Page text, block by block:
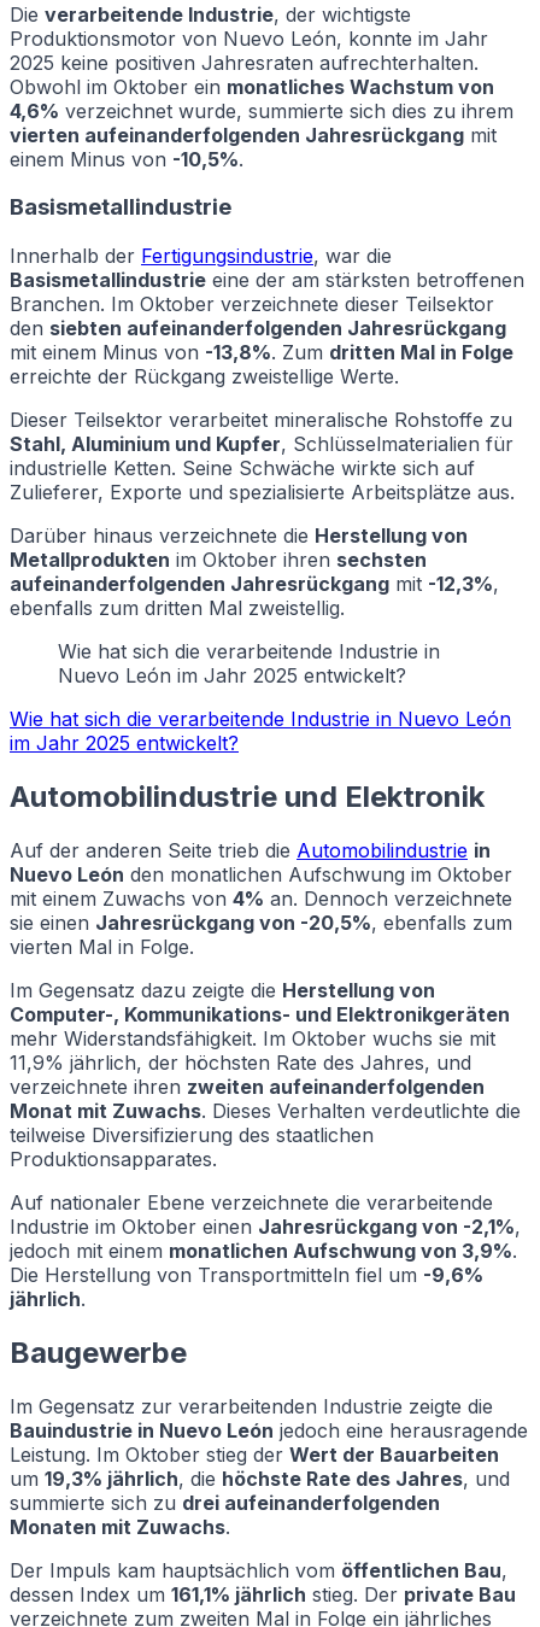
Die verarbeitende Industrie, der wichtigste
Produktionsmotor von Nuevo León, konnte im Jahr
2025 keine positiven Jahresraten aufrechterhalten.
Obwohl im Oktober ein monatliches Wachstum von
4,6% verzeichnet wurde, summierte sich dies zu ihrem
vierten aufeinanderfolgenden Jahresrückgang mit
einem Minus von -10,5%.
Basismetallindustrie
Innerhalb der Fertigungsindustrie, war die
Basismetallindustrie eine der am stärksten betroffenen
Branchen. Im Oktober verzeichnete dieser Teilsektor
den siebten aufeinanderfolgenden Jahresrückgang
mit einem Minus von -13,8%. Zum dritten Mal in Folge
erreichte der Rückgang zweistellige Werte.
Dieser Teilsektor verarbeitet mineralische Rohstoffe zu
Stahl, Aluminium und Kupfer, Schlüsselmaterialien für
industrielle Ketten. Seine Schwäche wirkte sich auf
Zulieferer, Exporte und spezialisierte Arbeitsplätze aus.
Darüber hinaus verzeichnete die Herstellung von
Metallprodukten im Oktober ihren sechsten
aufeinanderfolgenden Jahresrückgang mit -12,3%,
ebenfalls zum dritten Mal zweistellig.
Wie hat sich die verarbeitende Industrie in
Nuevo León im Jahr 2025 entwickelt?
Wie hat sich die verarbeitende Industrie in Nuevo León
im Jahr 2025 entwickelt?
Automobilindustrie und Elektronik
Auf der anderen Seite trieb die Automobilindustrie in
Nuevo León den monatlichen Aufschwung im Oktober
mit einem Zuwachs von 4% an. Dennoch verzeichnete
sie einen Jahresrückgang von -20,5%, ebenfalls zum
vierten Mal in Folge.
Im Gegensatz dazu zeigte die Herstellung von
Computer-, Kommunikations- und Elektronikgeräten
mehr Widerstandsfähigkeit. Im Oktober wuchs sie mit
11,9% jährlich, der höchsten Rate des Jahres, und
verzeichnete ihren zweiten aufeinanderfolgenden
Monat mit Zuwachs. Dieses Verhalten verdeutlichte die
teilweise Diversifizierung des staatlichen
Produktionsapparates.
Auf nationaler Ebene verzeichnete die verarbeitende
Industrie im Oktober einen Jahresrückgang von -2,1%,
jedoch mit einem monatlichen Aufschwung von 3,9%.
Die Herstellung von Transportmitteln fiel um -9,6%
jährlich.
Baugewerbe
Im Gegensatz zur verarbeitenden Industrie zeigte die
Bauindustrie in Nuevo León jedoch eine herausragende
Leistung. Im Oktober stieg der Wert der Bauarbeiten
um 19,3% jährlich, die höchste Rate des Jahres, und
summierte sich zu drei aufeinanderfolgenden
Monaten mit Zuwachs.
Der Impuls kam hauptsächlich vom öffentlichen Bau,
dessen Index um 161,1% jährlich stieg. Der private Bau
verzeichnete zum zweiten Mal in Folge ein jährliches